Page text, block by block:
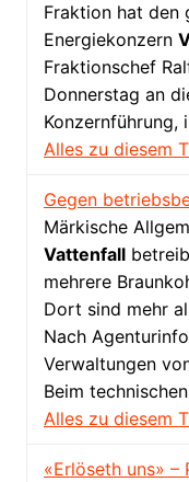
Fraktion hat den
Energiekonzern
Fraktionschef
Donnerstag an
Alles zu diesem
Gegen
Märkische
Vattenfall
mehrere
Dort sind mehr
Nach
Verwaltungen
Beim technischen
Alles zu diesem
«Erlöseth uns» –